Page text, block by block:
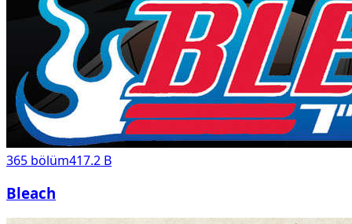
365 bölüm417.2 B
Bleach